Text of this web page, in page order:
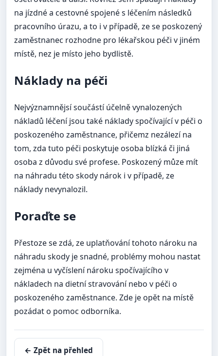
na jízdné a cestovné spojené s léčením následků
pracovního úrazu, a to i v případě, ze se poskozený
zaměstnanec rozhodne pro lékařskou péči v jiném
místě, nez je místo jeho bydlistě.
Náklady na péči
Nejvýznamnějsí součástí účelně vynalozených
nákladů léčení jsou také náklady spočívající v péči o
poskozeného zaměstnance, přičemz nezálezí na
tom, zda tuto péči poskytuje osoba blízká či jiná
osoba z důvodu své profese. Poskozený můze mít
na náhradu této skody nárok i v případě, ze
náklady nevynalozil.
Poraďte se
Přestoze se zdá, ze uplatňování tohoto nároku na
náhradu skody je snadné, problémy mohou nastat
zejména u vyčíslení nároku spočívajícího v
nákladech na dietní stravování nebo v péči o
poskozeného zaměstnance. Zde je opět na místě
pozádat o pomoc odborníka.
← Zpět na přehled